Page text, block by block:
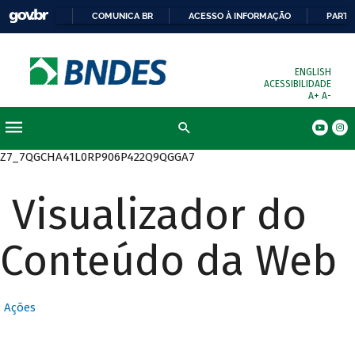
COMUNICA BR ACESSO À INFORMAÇÃO
ENGLISH
ACESSIBILIDADE
A+ A-
Z7_7QGCHA41L0RP906P422Q9QGGA7
Visualizador do
Conteúdo da Web
Ações